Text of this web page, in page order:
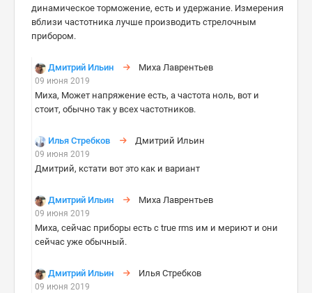
динамическое торможение, есть и удержание. Измерения
вблизи частотника лучше производить стрелочным
прибором.
Дмитрий Ильин Миха Лаврентьев
09 июня 2019
Миха, Может напряжение есть, а частота ноль, вот и
стоит, обычно так у всех частотников.
Илья Стребков Дмитрий Ильин
09 июня 2019
Дмитрий, кстати вот это как и вариант
Дмитрий Ильин Миха Лаврентьев
09 июня 2019
Миха, сейчас приборы есть с true rms им и мериют и они
сейчас уже обычный.
Дмитрий Ильин Илья Стребков
09 июня 2019